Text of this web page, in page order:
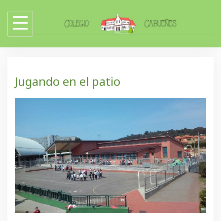
content
Jugando en el patio